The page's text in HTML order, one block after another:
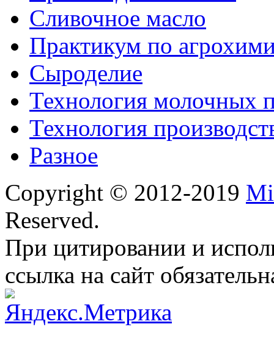
Сливочное масло
Практикум по
Сыроделие
Технология молочных
Технология
Разное
Copyright © 2012-2019
Reserved.
При цитировании и
ссылка на сайт